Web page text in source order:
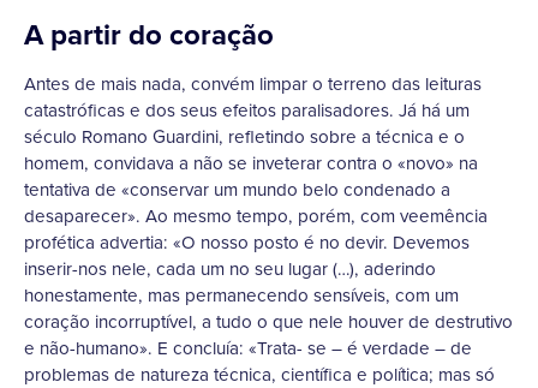
A partir do coração
Antes de mais nada, convém limpar o terreno das leituras
catastróficas e dos seus efeitos paralisadores. Já há um
século Romano Guardini, refletindo sobre a técnica e o
homem, convidava a não se inveterar contra o «novo» na
tentativa de «conservar um mundo belo condenado a
desaparecer». Ao mesmo tempo, porém, com veemência
profética advertia: «O nosso posto é no devir. Devemos
inserir-nos nele, cada um no seu lugar (…), aderindo
honestamente, mas permanecendo sensíveis, com um
coração incorruptível, a tudo o que nele houver de destrutivo
e não-humano». E concluía: «Trata- se – é verdade – de
problemas de natureza técnica, científica e política; mas só